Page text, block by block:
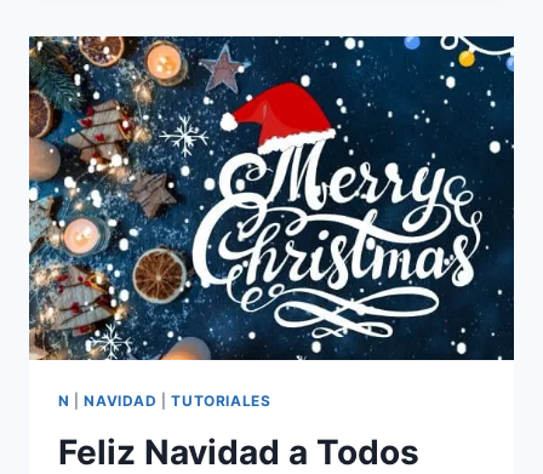
OH
COME
ALL
YE
FAITHFUL
N |NAVIDAD |TUTORIALES
Feliz Navidad a Todos